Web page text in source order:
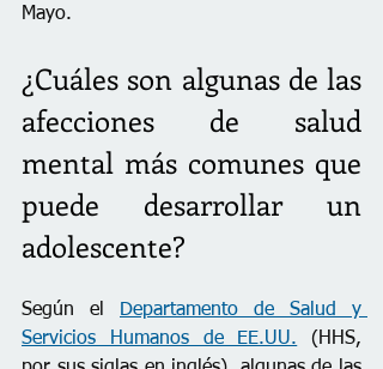
Mayo.
¿Cuáles son algunas de las
afecciones de salud
mental más comunes que
puede desarrollar un
adolescente?
Según el
Departamento de Salud y
Servicios Humanos de EE.UU. (HHS,